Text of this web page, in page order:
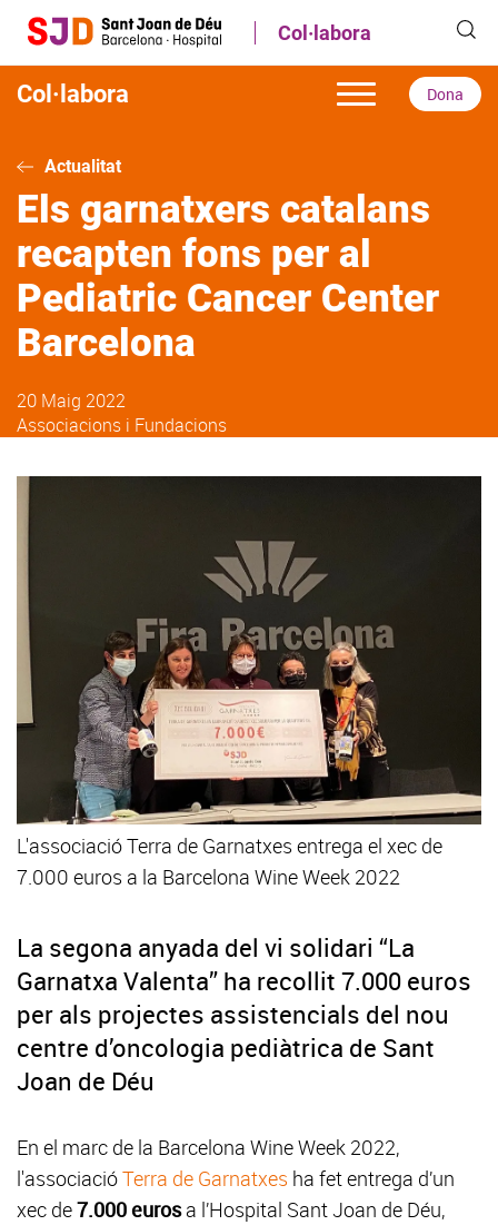
contingut
Col·labora
Col·labora Dona
Actualitat
Els garnatxers catalans
recapten fons per al
Pediatric Cancer Center
Barcelona
20 Maig 2022
Associacions i Fundacions
L'associació Terra de Garnatxes entrega el xec de
7.000 euros a la Barcelona Wine Week 2022
La segona anyada del vi solidari “La
Garnatxa Valenta” ha recollit 7.000 euros
per als projectes assistencials del nou
centre d’oncologia pediàtrica de Sant
Joan de Déu
En el marc de la Barcelona Wine Week 2022,
l'associacióTerra de Garnatxes ha fet entrega d’un
xec de7.000 eurosa l’Hospital Sant Joan de Déu,